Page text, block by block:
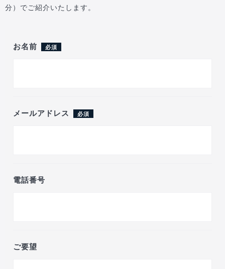
分）でご紹介いたします。
お名前 必須
メールアドレス 必須
電話番号
ご要望